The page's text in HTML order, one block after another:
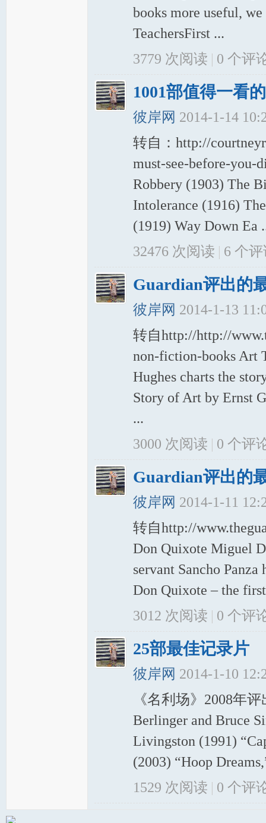
books more useful,
TeachersFirst ...
3779 次阅读 | 0 个评
1001部值得一看
彼岸网 2014-1-14
转自：http://
must-see-before-you-
Robbery (1903) The
Intolerance (1916)
(1919) Way Down Ea
32476 次阅读 | 6个评
Guardian评出的
彼岸网 2014-1-13
转自http://http://
non-fiction-books Art
Hughes charts the
Story of Art by Ernst
...
3000 次阅读 | 0 个评
Guardian评出的
彼岸网 2014-1-11
转自http://
Don Quixote Miguel
servant Sancho
Don Quixote – the
3012 次阅读 | 0 个评
25部最佳记录片
彼岸网 2014-1-10
《名利场》2008年
Berlinger and Bruce
Livingston (1991)
(2003) “Hoop
1529 次阅读 | 0 个评